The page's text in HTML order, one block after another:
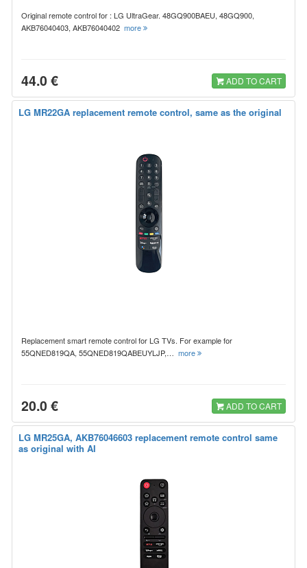
Original remote control for : LG UltraGear. 48GQ900BAEU, 48GQ900,
AKB76040403, AKB76040402 more
44.0 € ADD TO CART
LG MR22GA replacement remote control, same as the original
Replacement smart remote control for LG TVs. For example for
55QNED819QA, 55QNED819QABEUYLJP,… more
20.0 € ADD TO CART
LG MR25GA, AKB76046603 replacement remote control same
as original with AI